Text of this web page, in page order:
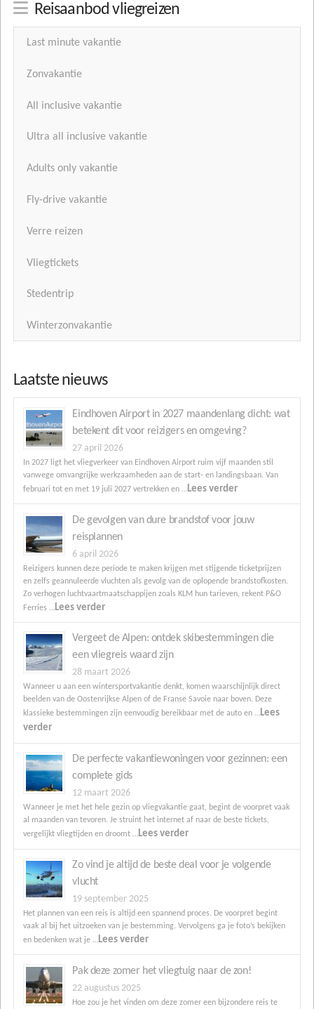
Reisaanbod vliegreizen
Last minute vakantie
Zonvakantie
All inclusive vakantie
Ultra all inclusive vakantie
Adults only vakantie
Fly-drive vakantie
Verre reizen
Vliegtickets
Stedentrip
Winterzonvakantie
Laatste nieuws
Eindhoven Airport in 2027 maandenlang dicht: wat
betekent dit voor reizigers en omgeving?
27 april 2026
In 2027 ligt het vliegverkeer van Eindhoven Airport ruim vijf maanden stil
vanwege omvangrijke werkzaamheden aan de start- en landingsbaan. Van
februari tot en met 19 juli 2027 vertrekken en …Lees verder
De gevolgen van dure brandstof voor jouw
reisplannen
6 april 2026
Reizigers kunnen deze periode te maken krijgen met stijgende ticketprijzen
en zelfs geannuleerde vluchten als gevolg van de oplopende brandstofkosten.
Zo verhogen luchtvaartmaatschappijen zoals KLM hun tarieven, rekent P&O
Ferries …Lees verder
Vergeet de Alpen: ontdek skibestemmingen die
een vliegreis waard zijn
28 maart 2026
Wanneer u aan een wintersportvakantie denkt, komen waarschijnlijk direct
beelden van de Oostenrijkse Alpen of de Franse Savoie naar boven. Deze
klassieke bestemmingen zijn eenvoudig bereikbaar met de auto en …Lees
verder
De perfecte vakantiewoningen voor gezinnen: een
complete gids
12 maart 2026
Wanneer je met het hele gezin op vliegvakantie gaat, begint de voorpret vaak
al maanden van tevoren. Je struint het internet af naar de beste tickets,
vergelijkt vliegtijden en droomt …Lees verder
Zo vind je altijd de beste deal voor je volgende
vlucht
19 september 2025
Het plannen van een reis is altijd een spannend proces. De voorpret begint
vaak al bij het uitzoeken van je bestemming. Vervolgens ga je foto’s bekijken
en bedenken wat je …Lees verder
Pak deze zomer het vliegtuig naar de zon!
22 augustus 2025
Hoe zou je het vinden om deze zomer een bijzondere reis te